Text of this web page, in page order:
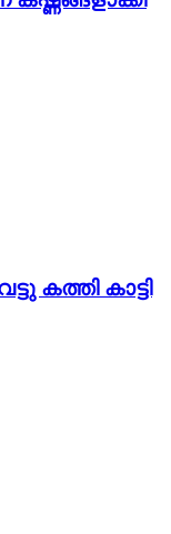
കത്തി കാട്ടി